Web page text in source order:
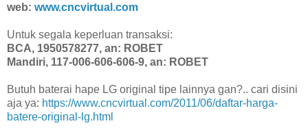
web: www.cncvirtual.com
Untuk segala keperluan transaksi:
BCA, 1950578277, an: ROBET
Mandiri, 117-006-606-606-9, an: ROBET
Butuh baterai hape LG original tipe lainnya gan?.. cari disini
aja ya: https://www.cncvirtual.com/2011/06/daftar-harga-
batere-original-lg.html